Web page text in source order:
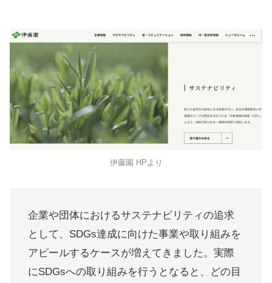
伊藤園 HPより
企業や団体におけるサステナビリティの追求
として、SDGs達成に向けた事業や取り組みを
アピールするケースが増えてきました。実際
にSDGsへの取り組みを行うとなると、どの目